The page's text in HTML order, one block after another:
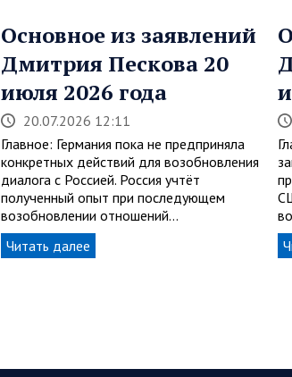
Основное из заявлений
Дмитрия Пескова 20
июля 2026 года
20.07.2026 12:11
Главное: Германия пока не предприняла
конкретных действий для возобновления
диалога с Россией. Россия учтёт
полученный опыт при последующем
возобновлении отношений…
Читать далее